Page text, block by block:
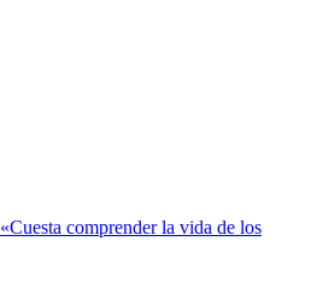
«Cuesta comprender la vida de los